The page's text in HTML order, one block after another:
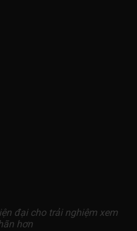
đại cho trải nghiệm xem
hơn